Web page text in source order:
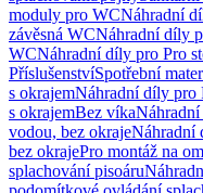
moduly pro WCNáhradní
závěsná WCNáhradní díly
WCNáhradní díly pro Pro
PříslušenstvíSpotřební
s okrajemNáhradní díly pro
s okrajemBez víka
vodou, bez okrajeNáhradní
bez okrajePro montáž na
splachování pisoáru